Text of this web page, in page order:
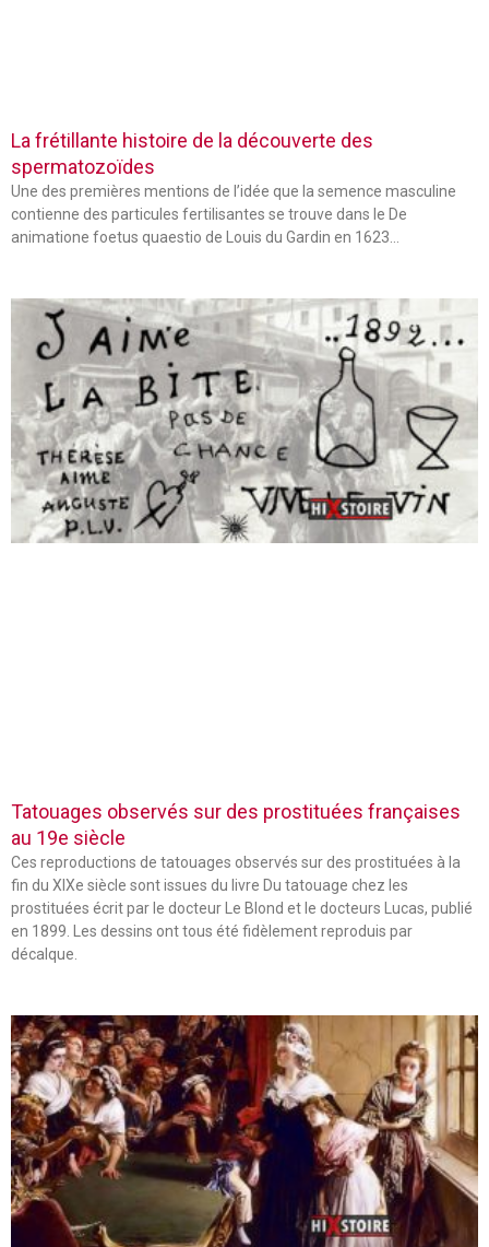
La frétillante histoire de la découverte des
spermatozoïdes
Une des premières mentions de l’idée que la semence masculine
contienne des particules fertilisantes se trouve dans le De
animatione foetus quaestio de Louis du Gardin en 1623…
Tatouages observés sur des prostituées françaises
au 19e siècle
Ces reproductions de tatouages observés sur des prostituées à la
fin du XIXe siècle sont issues du livre Du tatouage chez les
prostituées écrit par le docteur Le Blond et le docteurs Lucas, publié
en 1899. Les dessins ont tous été fidèlement reproduis par
décalque.